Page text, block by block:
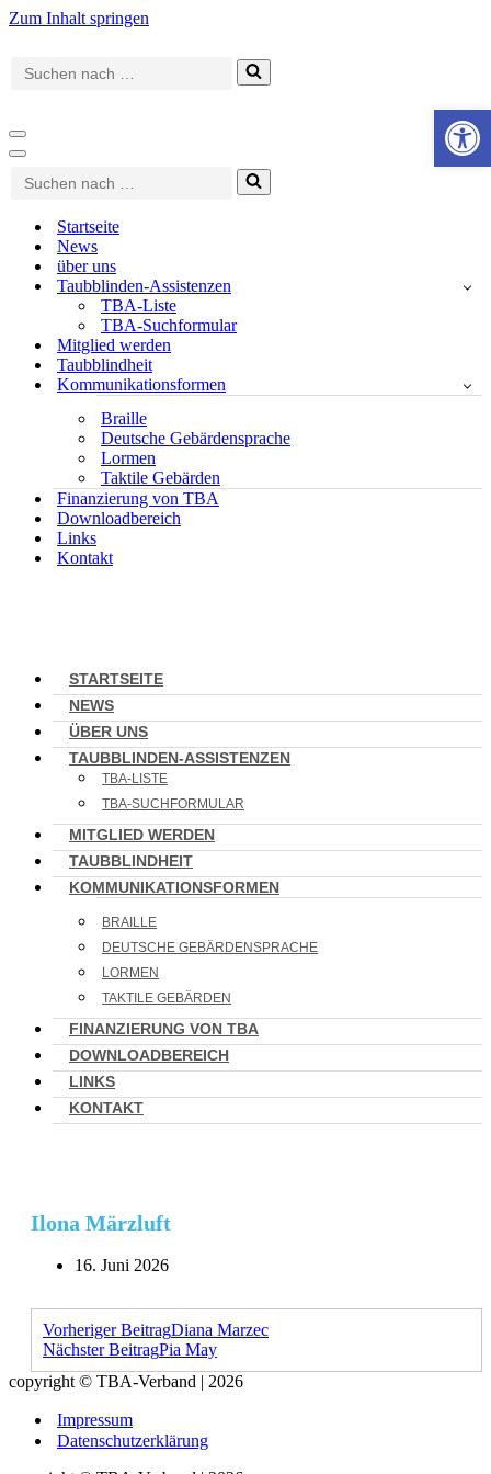
Zum Inhalt springen
Suchen
nach …
Navigationsmenü
Navigationsmenü
Suchen
nach …
Startseite
News
über uns
Taubblinden-Assistenzen
TBA-Liste
TBA-Suchformular
Mitglied werden
Taubblindheit
Kommunikationsformen
Braille
Deutsche Gebärdensprache
Lormen
Taktile Gebärden
Finanzierung von TBA
Downloadbereich
Links
Kontakt
STARTSEITE
NEWS
ÜBER UNS
TAUBBLINDEN-ASSISTENZEN
TBA-LISTE
TBA-SUCHFORMULAR
MITGLIED WERDEN
TAUBBLINDHEIT
KOMMUNIKATIONSFORMEN
BRAILLE
DEUTSCHE GEBÄRDENSPRACHE
LORMEN
TAKTILE GEBÄRDEN
FINANZIERUNG VON TBA
DOWNLOADBEREICH
LINKS
KONTAKT
Ilona Märzluft
16. Juni 2026
Vorheriger BeitragDiana Marzec
Nächster BeitragPia May
copyright © TBA-Verband | 2026
Impressum
Datenschutzerklärung